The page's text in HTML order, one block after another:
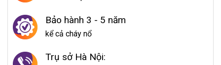
Bảo hành 3 - 5 năm
kể cả cháy nổ
Trụ sở Hà Nội: